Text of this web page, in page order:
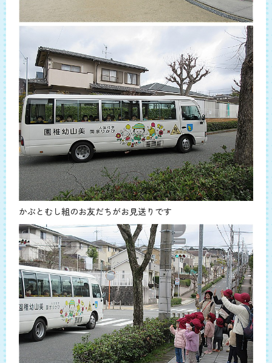
かぶとむし組のお友だちがお見送りです